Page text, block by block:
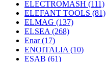
ELECTROMASH (111)
ELEFANT TOOLS (81)
ELMAG (137)
ELSEA (268)
Enar(17)
ENOITALIA (10)
ESAB (61)